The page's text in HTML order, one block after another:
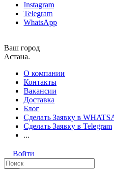
Instagram
Telegram
WhatsApp
Ваш город
Астана
О компании
Контакты
Вакансии
Доставка
Блог
Сделать Заявку в
Сделать Заявку в Telegram
...
Войти